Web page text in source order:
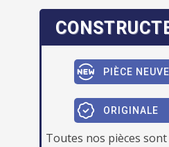
PIÈCE NEUVE
ORIGINALE
Toutes nos pièces